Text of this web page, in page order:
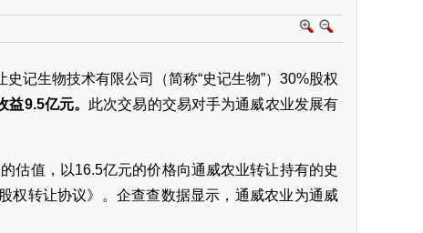
记生物技术有限公司（简称“史记生物”）30%股权
9.5亿元。 此次交易的交易对手为通威农业发展有
估值，以16.5亿元的价格向通威农业转让持有的史
权转让协议》。企查查数据显示，通威农业为通威